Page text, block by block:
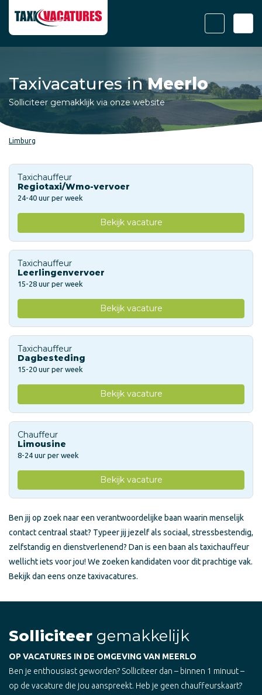
Taxivacatures inMeerlo
Solliciteer gemakklijk via onze website
Limburg
Taxichauffeur
Regiotaxi/Wmo-vervoer
24-40 uur per week
Bekijk vacature
Taxichauffeur
Leerlingenvervoer
15-28 uur per week
Bekijk vacature
Taxichauffeur
Dagbesteding
15-20 uur per week
Bekijk vacature
Chauffeur
Limousine
8-24 uur per week
Bekijk vacature
Ben jij op zoek naar een verantwoordelijke baan waarin menselijk
contact centraal staat? Typeer jij jezelf als sociaal, stressbestendig,
zelfstandig en dienstverlenend? Dan is een baan als taxichauffeur
wellicht iets voor jou! We zoeken kandidaten voor dit prachtige vak.
Bekijk dan eens onze taxivacatures.
Solliciteer gemakkelijk
OP VACATURES IN DE OMGEVING VAN MEERLO
Ben je enthousiast geworden? Solliciteer dan – binnen 1 minuut –
op de vacature die jou aanspreekt. Heb je geen chauffeurskaart?